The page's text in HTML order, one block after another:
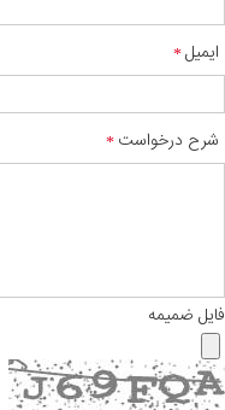
ایمیل
شرح درخواست
فایل ضمیمه